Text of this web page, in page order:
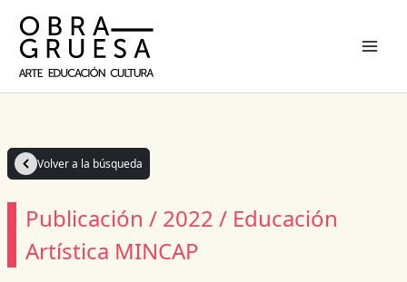
contenido
Volver a la búsqueda
Publicación / 2022 / Educación
Artística MINCAP